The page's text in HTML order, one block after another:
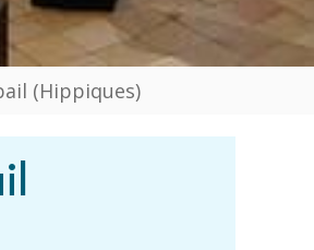
(Hippiques)